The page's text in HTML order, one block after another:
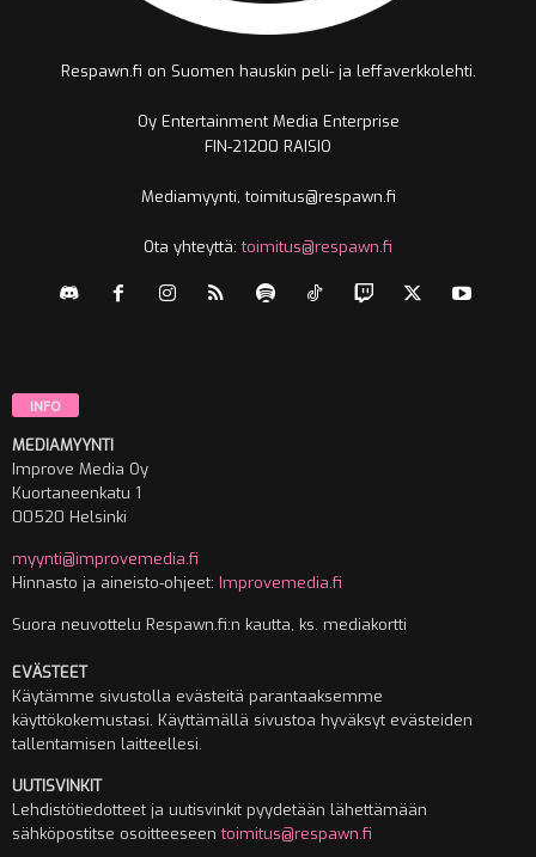
Respawn.fi on Suomen hauskin peli- ja leffaverkkolehti.
Oy Entertainment Media Enterprise
FIN-21200 RAISIO
Mediamyynti, toimitus@respawn.fi
Ota yhteyttä:toimitus@respawn.fi
INFO
MEDIAMYYNTI
Improve Media Oy
Kuortaneenkatu 1
00520 Helsinki
myynti@improvemedia.fi
Hinnasto ja aineisto-ohjeet: Improvemedia.fi
Suora neuvottelu Respawn.fi:n kautta, ks. mediakortti
EVÄSTEET
Käytämme sivustolla evästeitä parantaaksemme
käyttökokemustasi. Käyttämällä sivustoa hyväksyt evästeiden
tallentamisen laitteellesi.
UUTISVINKIT
Lehdistötiedotteet ja uutisvinkit pyydetään lähettämään
sähköpostitse osoitteeseentoimitus@respawn.fi